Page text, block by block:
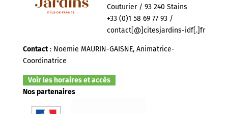
Couturier / 93 240 Stains
+33 (0)1 58 69 77 93 /
contact[@]citesjardins-idf[.]fr
Contact: Noëmie MAURIN-GAISNE, Animatrice-
Coordinatrice
Voir les horaires et accès
Nos partenaires